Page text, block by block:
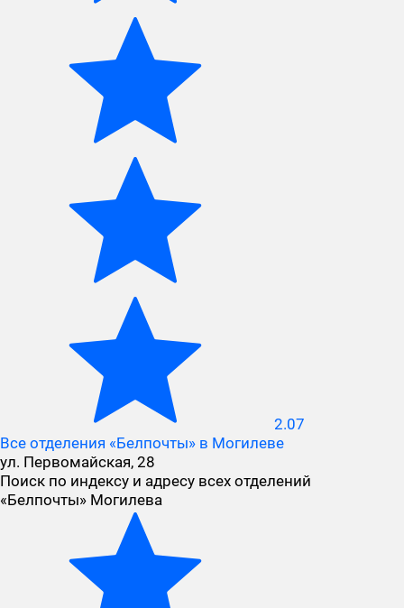
2.07
Все отделения «Белпочты» в Могилеве
ул. Первомайская, 28
Поиск по индексу и адресу всех отделений
«Белпочты» Могилева